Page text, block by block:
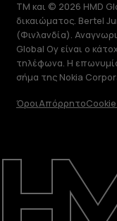
Επισκευή,
ανακύκλωση
Υποστήριξη
TM και © 2026 HMD
δικαιώματος. Bertel
(Φινλανδία).
Global Oy είναι ο
τηλέφωνα. Η
σήμα της Nokia
ΌροιΑπόρρητο